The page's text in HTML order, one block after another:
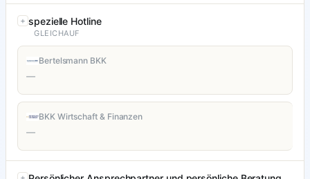
spezielle Hotline
GLEICHAUF
Bertelsmann BKK
—
BKK Wirtschaft & Finanzen
—